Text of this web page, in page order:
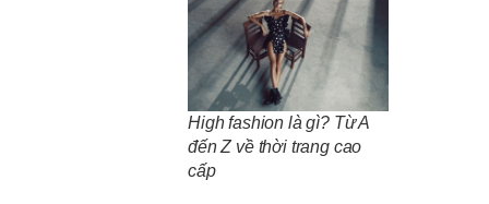
High fashion là gì? Từ A
đến Z về thời trang cao
cấp